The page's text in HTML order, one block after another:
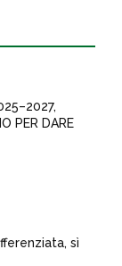
PER DARE
sì